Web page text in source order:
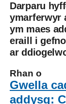
Darparu
ymarferwyr
ym maes
eraill i
ar
Rhan o
Gwella
addysg: